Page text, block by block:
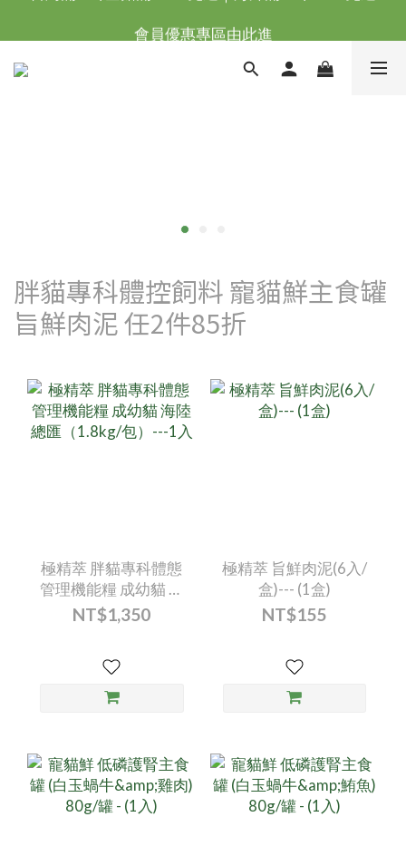
台灣滿NT$全館滿1200免運｜海外滿NT$3000免運
胖貓專科體控飼料 寵貓鮮主食罐
旨鮮肉泥 任2件85折
極精萃 胖貓專科體態
管理機能糧 成幼貓 海
陸總匯（1.8kg/包）--
-1入
NT$1,350
極精萃 旨鮮肉泥(6入/
盒)--- (1盒)
NT$155